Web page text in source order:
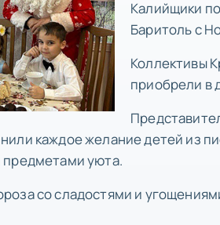
Калийщики
Баритоль с
Коллективы
приобрели в
каждое желание детей из
уюта.
со сладостями и